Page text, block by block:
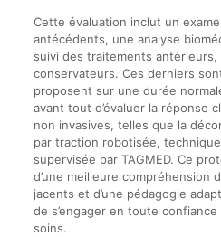
Cette évaluation inclut un
antécédents, une analyse
suivi des traitements antérieurs,
conservateurs. Ces derniers
proposent sur une durée
avant tout d’évaluer la réponse
non invasives, telles que la
par traction robotisée,
supervisée par TAGMED. Ce
d’une meilleure compréhension
jacents et d’une pédagogie
de s’engager en toute
soins.